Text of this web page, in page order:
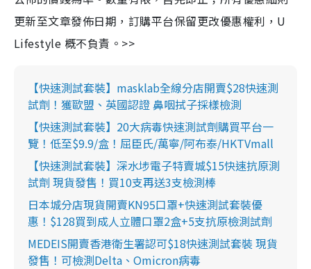
更新至文章發佈日期，訂購平台保留更改優惠權利，U
Lifestyle 概不負責。>>
【快速測試套裝】masklab全線分店開賣$28快速測
試劑！獲歐盟、英國認證 鼻咽拭子採樣檢測
【快速測試套裝】20大病毒快速測試劑購買平台一
覽！低至$9.9/盒！屈臣氏/萬寧/阿布泰/HKTVmall
【快速測試套裝】深水埗電子特賣城$15快速抗原測
試劑 現貨發售！買10支再送3支檢測棒
日本城分店現貨開賣KN95口罩+快速測試套裝優
惠！$128買到成人立體口罩2盒+5支抗原檢測試劑
MEDEIS開賣香港衛生署認可$18快速測試套裝 現貨
發售！可檢測Delta、Omicron病毒